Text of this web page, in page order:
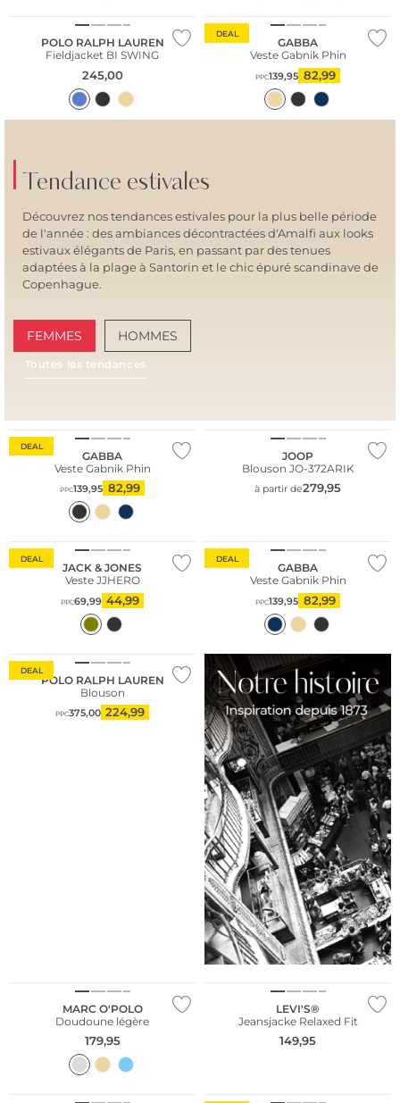
POLO RALPH LAUREN
Fieldjacket BI SWING
245,00
DEAL
GABBA
Veste Gabnik Phin
PPC139,95 82,99
Tendance estivales
Découvrez nos tendances estivales pour la plus belle période
de l'année : des ambiances décontractées d'Amalfi aux looks
estivaux élégants de Paris, en passant par des tenues
adaptées à la plage à Santorin et le chic épuré scandinave de
Copenhague.
FEMMES HOMMES
Toutes les tendances
DEAL
GABBA
Veste Gabnik Phin
PPC139,95 82,99
JOOP
Blouson JO-372ARIK
à partir de279,95
DEAL
Meilleures ventes
JACK & JONES
Veste JJHERO
PPC69,99 44,99
DEAL
GABBA
Veste Gabnik Phin
PPC139,95 82,99
DEAL
POLO RALPH LAUREN
Blouson
PPC375,00 224,99
MARC O'POLO
Doudoune légère
179,95
NOUVEAU
LEVI'S®
Jeansjacke Relaxed Fit
149,95
Conseil mode
Meilleures ventes